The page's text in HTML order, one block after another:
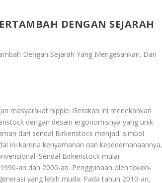
DENGAN SEJARAH
Dengan Sejarah Yang Mengesankan. Dan
masyarakat hippie. Gerakan ini menekankan
dengan desain ergonomisnya yang unik
dari sendal Birkenstock menjadi simbol
ini karena kenyamanan dan
Sendal Birkenstock mulai
an dan 2000-an. Penggunaan oleh tokoh-
yang lebih muda. Pada tahun 2010-an,